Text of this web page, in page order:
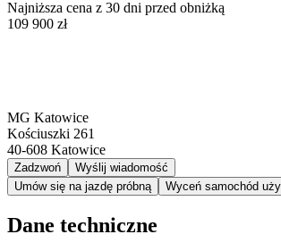
Najniższa cena z 30 dni przed obniżką
109 900 zł
MG Katowice
Kościuszki 261
40-608 Katowice
Zadzwoń
Wyślij wiadomość
Umów się na jazdę próbną
Wyceń samochód
Dane techniczne